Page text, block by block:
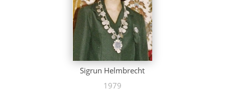
Sigrun Helmbrecht
1979